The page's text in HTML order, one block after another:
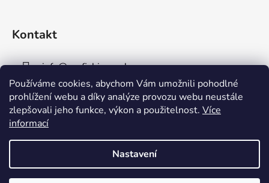
Používáme cookies, abychom Vám umožnili pohodlné
prohlížení webu a díky analýze provozu webu neustále
zlepšovali jeho funkce, výkon a použitelnost. Více
informací
Nastavení
Kontakt
info@aaafishingpraha.cz
778 011 878